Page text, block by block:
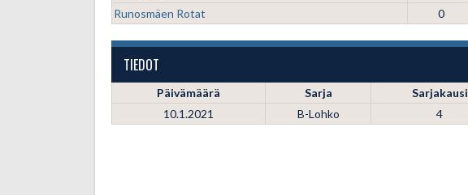
Runosmäen Rotat
0
TIEDOT
Päivämäärä Sarja Sarjakausi
10.1.2021
B-Lohko 4